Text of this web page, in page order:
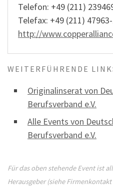
Telefon: +49 (211)
Telefax: +49 (211)
http://
WEITERFÜHRENDE
Originalinserat von
Berufsverband e.V.
Alle Events von
Berufsverband e.V.
Für das oben stehende Event ist
Herausgeber (siehe